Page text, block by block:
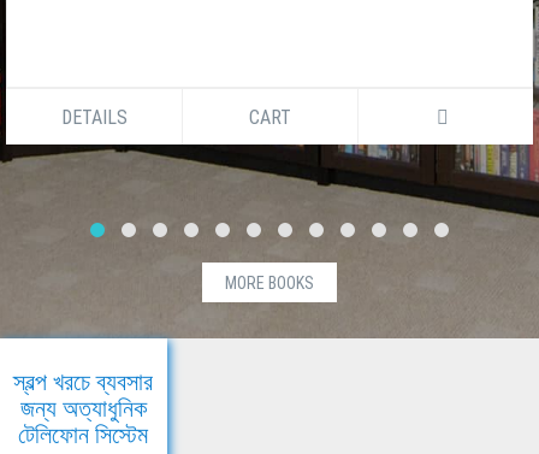
DETAILS CART
MORE BOOKS
স্বল্প খরচে ব্যবসার
জন্য অত্যাধুনিক
টেলিফোন সিস্টেম